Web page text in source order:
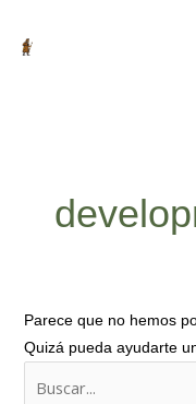
Parece que no hemos
Quizá pueda ayudarte
por: